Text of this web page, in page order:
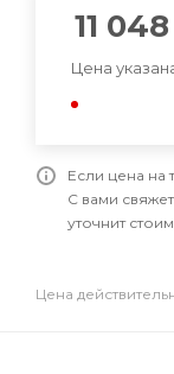
11 048
Цена
Если цена на
С вами
уточнит
Цена